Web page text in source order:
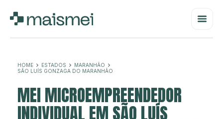
HOME ESTADOS
MARANHÃO
SÃO LUÍS GONZAGA DO MARANHÃO
MEI MICROEMPREENDEDOR
INDIVIDUAL EM SÃO LUÍS